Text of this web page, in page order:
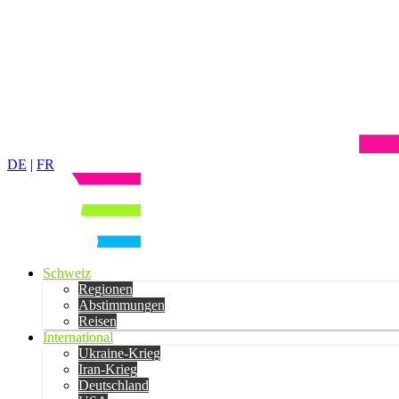
DE | FR
Schweiz
Regionen
Abstimmungen
Reisen
International
Ukraine-Krieg
Iran-Krieg
Deutschland